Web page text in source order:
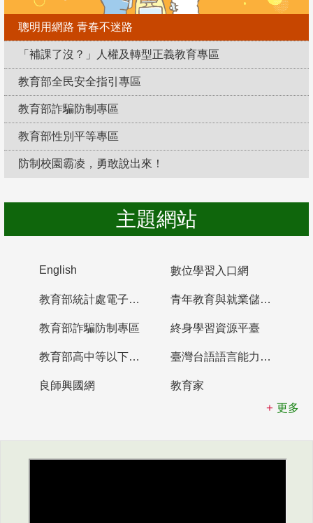
聰明用網路 青春不迷路
「補課了沒？」人權及轉型正義教育專區
教育部全民安全指引專區
教育部詐騙防制專區
教育部性別平等專區
防制校園霸凌，勇敢說出來！
主題網站
English 數位學習入口網
教育部統計處電子書櫃 青年教育與就業儲蓄帳戶
教育部詐騙防制專區 終身學習資源平臺
教育部高中等以下學校及幼兒園教師資格檢定考試 臺灣台語語言能力認證網站
良師興國網
教育家
更多